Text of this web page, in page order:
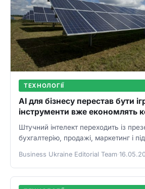
ТЕХНОЛОГІЇ
AI для бізнесу перестав бути
інструменти вже економлять
Штучний інтелект переходить із
бухгалтерію, продажі, маркетинг і
Business Ukraine Editorial Team·